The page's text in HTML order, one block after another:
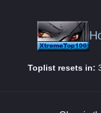
Toplist resets in: